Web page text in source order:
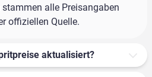
alle Preisangaben
offiziellen Quelle.
aktualisiert?